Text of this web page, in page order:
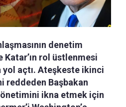
denetim
rol üstlenmesi
yol açtı. Ateşkeste ikinci
reddeden Başbakan
ikna etmek için